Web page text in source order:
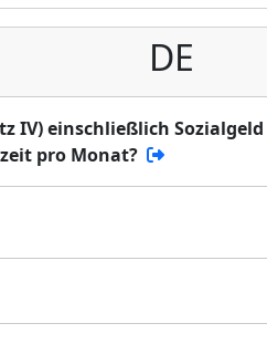
DE
IV) einschließlich
pro Monat?